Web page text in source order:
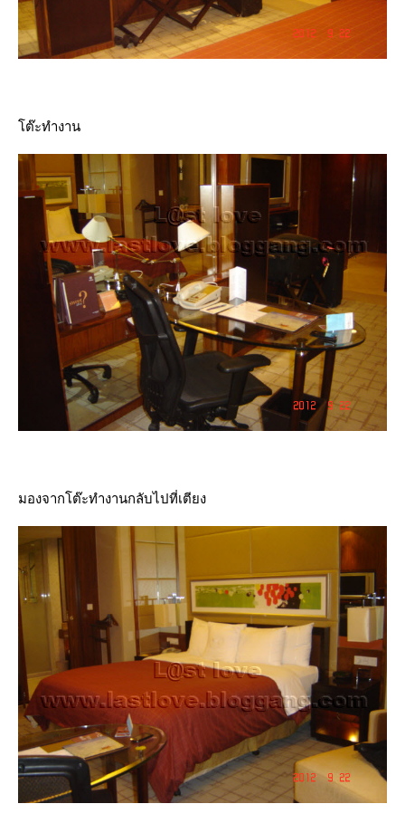
ต๊ะทำงาน
มองจากโต๊ะทำงานกลับไปที่เตียง